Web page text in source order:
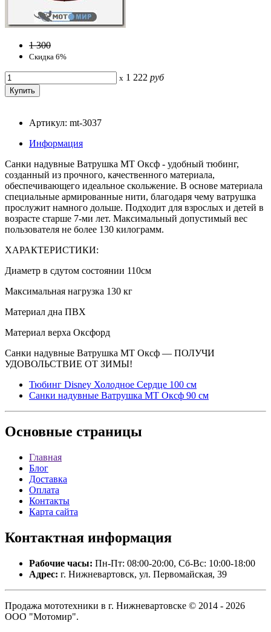
1 300
Скидка 6%
x 1 222 руб
Артикул: mt-3037
Информация
Санки надувные Ватрушка МТ Оксф - удобный тюбинг,
созданный из прочного, качественного материала,
обеспечивающего идеальное скольжение. В основе материала
специальные армированные нити, благодаря чему ватрушка
прослужит намного дольше. Подходит для взрослых и детей в
возрасте старше 7-ми лет. Максимальный допустимый вес
пользователя не более 130 килограмм.
ХАРАКТЕРИСТИКИ:
Диаметр в сдутом состоянии 110см
Максимальная нагрузка 130 кг
Материал дна ПВХ
Материал верха Оксфорд
Санки надувные Ватрушка МТ Оксф — ПОЛУЧИ
УДОВОЛЬСТВИЕ ОТ ЗИМЫ!
Тюбинг Disney Холодное Сердце 100 см
Санки надувные Ватрушка МТ Оксф 90 см
Основные страницы
Главная
Блог
Доставка
Оплата
Контакты
Карта сайта
Контактная информация
Рабочие часы: Пн-Пт: 08:00-20:00, Сб-Вс: 10:00-18:00
Адрес: г. Нижневартовск, ул. Первомайская, 39
Продажа мототехники в г. Нижневартовске © 2014 - 2026
ООО "Мотомир".